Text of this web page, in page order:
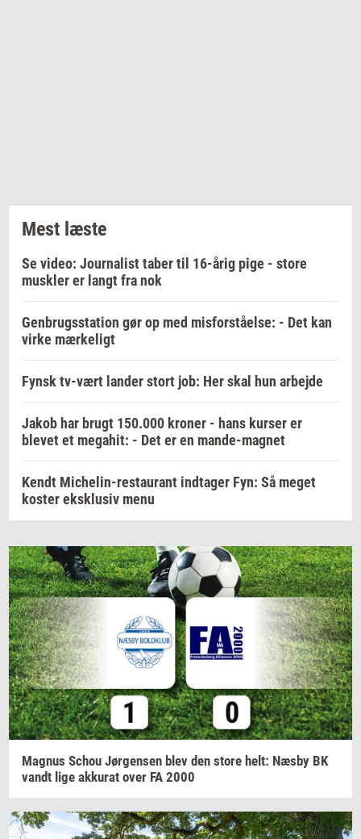
Mest læste
Se video: Journalist taber til 16-årig pige - store
muskler er langt fra nok
Genbrugsstation gør op med misforståelse: - Det kan
virke mærkeligt
Fynsk tv-vært lander stort job: Her skal hun arbejde
Jakob har brugt 150.000 kroner - hans kurser er
blevet et megahit: - Det er en mande-magnet
Kendt Michelin-restaurant indtager Fyn: Så meget
koster eksklusiv menu
Magnus Schou Jør­gen­sen blev den store helt: Næsby BK
vandt lige ak­ku­rat over FA 2000